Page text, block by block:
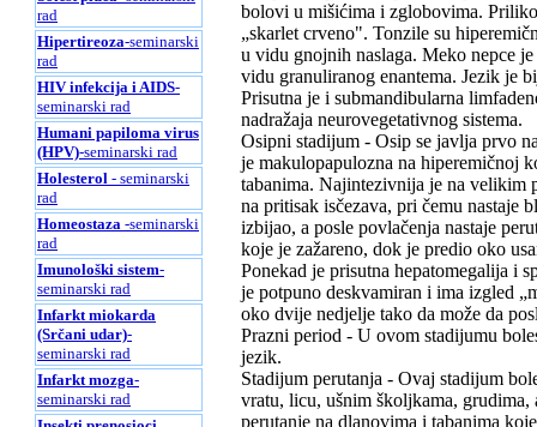
rad
Hipertireoza-seminarski
rad
HIV infekcija i AIDS-
seminarski rad
Humani papiloma virus
(HPV)-seminarski rad
Holesterol - seminarski
rad
Homeostaza -seminarski
rad
Imunološki sistem-
seminarski rad
Infarkt miokarda
(Srčani udar)-
seminarski rad
Infarkt mozga-
seminarski rad
bolovi u mišićima i zglobovima.
„skarlet crveno". Tonzile su
u vidu gnojnih naslaga. Meko nepce
vidu granuliranog enantema. Jezik je
Prisutna je i submandibularna
nadražaja neurovegetativnog sistema.
Osipni stadijum - Osip se javlja prvo
je makulopapulozna na hiperemičnoj
tabanima. Najintezivnija je na velikim
na pritisak isčezava, pri čemu nastaje
izbijao, a posle povlačenja nastaje
koje je zažareno, dok je predio oko
Ponekad je prisutna hepatomegalija i
je potpuno deskvamiran i ima izgled
oko dvije nedjelje tako da može da
Prazni period - U ovom stadijumu
jezik.
Stadijum perutanja - Ovaj stadijum
vratu, licu, ušnim školjkama, grudima,
perutanje na dlanovima i tabanima